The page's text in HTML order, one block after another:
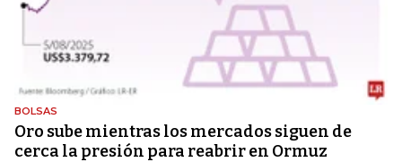
BOLSAS
Oro sube mientras los mercados siguen de
cerca la presión para reabrir en Ormuz